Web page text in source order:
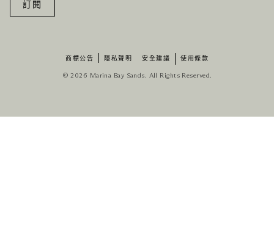
訂閱
商標公告 隱私聲明 安全建議 使用條款
© 2026 Marina Bay Sands. All Rights Reserved.